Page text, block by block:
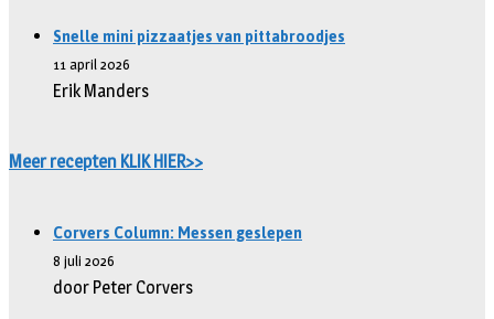
Snelle mini pizzaatjes van pittabroodjes
11 april 2026
Erik Manders
Meer recepten KLIK HIER>>
Corvers Column: Messen geslepen
8 juli 2026
door Peter Corvers